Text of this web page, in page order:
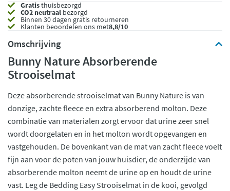
Gratisthuisbezorgd
CO2 neutraal bezorgd
Binnen 30 dagen gratis retourneren
Klanten beoordelen ons met8,8/10
Omschrijving
Bunny Nature Absorberende
Strooiselmat
Deze absorberende strooiselmat van Bunny Nature is van
donzige, zachte fleece en extra absorberend molton. Deze
combinatie van materialen zorgt ervoor dat urine zeer snel
wordt doorgelaten en in het molton wordt opgevangen en
vastgehouden. De bovenkant van de mat van zacht fleece voelt
fijn aan voor de poten van jouw huisdier, de onderzijde van
absorberende molton neemt de urine op en houdt de urine
vast. Leg de Bedding Easy Strooiselmat in de kooi, gevolgd